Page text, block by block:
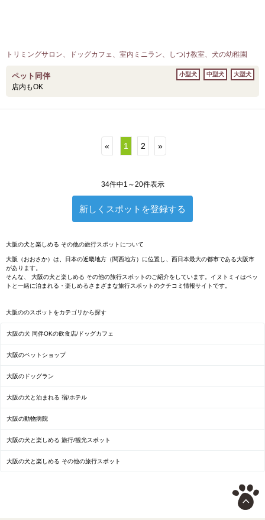
トリミングサロン、ドッグカフェ、室内ミニラン、しつけ教室、犬の幼稚園
ペット同伴
店内もOK
小型犬 中型犬 大型犬
« 1 2 »
34件中1～20件表示
新しくスポットを登録する
大阪の犬と楽しめる その他の旅行スポットについて
大阪（おおさか）は、日本の近畿地方（関西地方）に位置し、西日本最大の都市である大阪市
があります。
そんな、 大阪の犬と楽しめる その他の旅行スポットのご紹介をしています。イヌトミィはペッ
トと一緒に泊まれる・楽しめるさまざまな旅行スポットのクチコミ情報サイトです。
大阪ののスポットをカテゴリから探す
大阪の犬 同伴OKの飲食店/ドッグカフェ
大阪のペットショップ
大阪のドッグラン
大阪の犬と泊まれる 宿/ホテル
大阪の動物病院
大阪の犬と楽しめる 旅行/観光スポット
大阪の犬と楽しめる その他の旅行スポット